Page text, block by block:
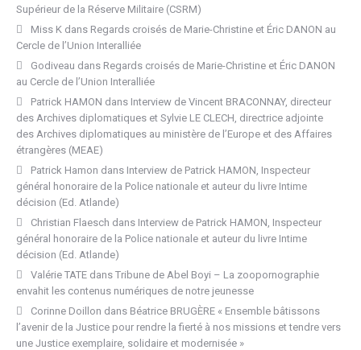
Supérieur de la Réserve Militaire (CSRM)
Miss K dans Regards croisés de Marie-Christine et Éric DANON au
Cercle de l’Union Interalliée
Godiveau dans Regards croisés de Marie-Christine et Éric DANON
au Cercle de l’Union Interalliée
Patrick HAMON dans Interview de Vincent BRACONNAY, directeur
des Archives diplomatiques et Sylvie LE CLECH, directrice adjointe
des Archives diplomatiques au ministère de l’Europe et des Affaires
étrangères (MEAE)
Patrick Hamon dans Interview de Patrick HAMON, Inspecteur
général honoraire de la Police nationale et auteur du livre Intime
décision (Ed. Atlande)
Christian Flaesch dans Interview de Patrick HAMON, Inspecteur
général honoraire de la Police nationale et auteur du livre Intime
décision (Ed. Atlande)
Valérie TATE dans Tribune de Abel Boyi – La zoopornographie
envahit les contenus numériques de notre jeunesse
Corinne Doillon dans Béatrice BRUGÈRE « Ensemble bâtissons
l’avenir de la Justice pour rendre la fierté à nos missions et tendre vers
une Justice exemplaire, solidaire et modernisée »